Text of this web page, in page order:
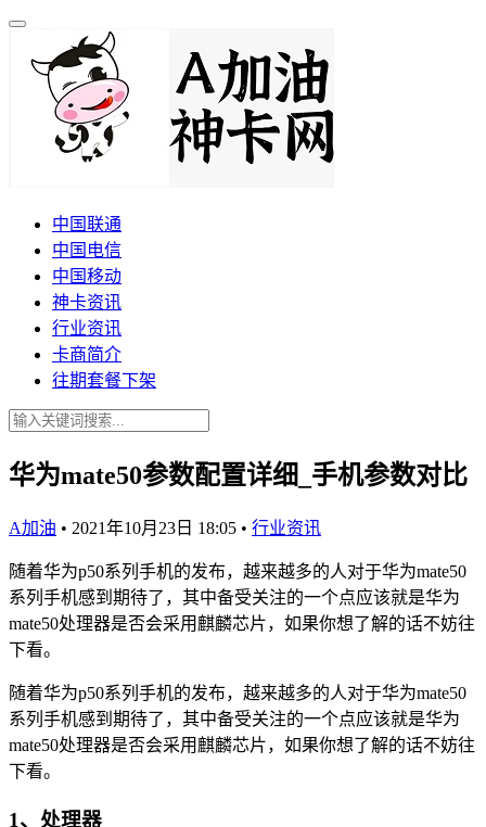
中国联通
中国电信
中国移动
神卡资讯
行业资讯
卡商简介
往期套餐下架
华为mate50参数配置详细_手机参数对比
A加油 • 2021年10月23日 18:05 • 行业资讯
随着华为p50系列手机的发布，越来越多的人对于华为mate50
系列手机感到期待了，其中备受关注的一个点应该就是华为
mate50处理器是否会采用麒麟芯片，如果你想了解的话不妨往
下看。
随着华为p50系列手机的发布，越来越多的人对于华为mate50
系列手机感到期待了，其中备受关注的一个点应该就是华为
mate50处理器是否会采用麒麟芯片，如果你想了解的话不妨往
下看。
1、处理器